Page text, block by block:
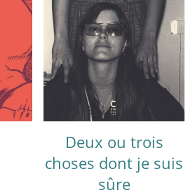
Deux ou trois
choses dont je suis
sûre